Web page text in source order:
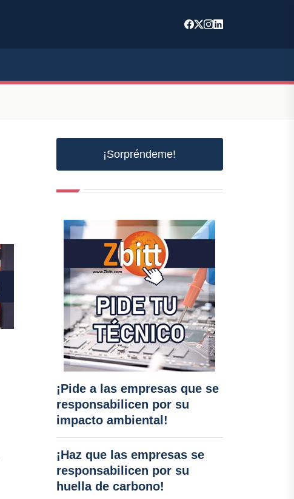
¡Sorpréndeme!
¡Pide a las empresas que se
responsabilicen por su
impacto ambiental!
¡Haz que las empresas se
responsabilicen por su
huella de carbono!